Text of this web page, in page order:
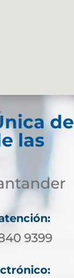
de
las
9399